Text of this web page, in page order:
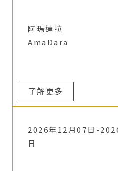
阿瑪達拉
AmaDara
了解更多
2026年12月07日-
日